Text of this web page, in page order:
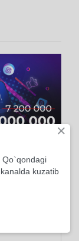
×
Qo`qondagi
kuzatib